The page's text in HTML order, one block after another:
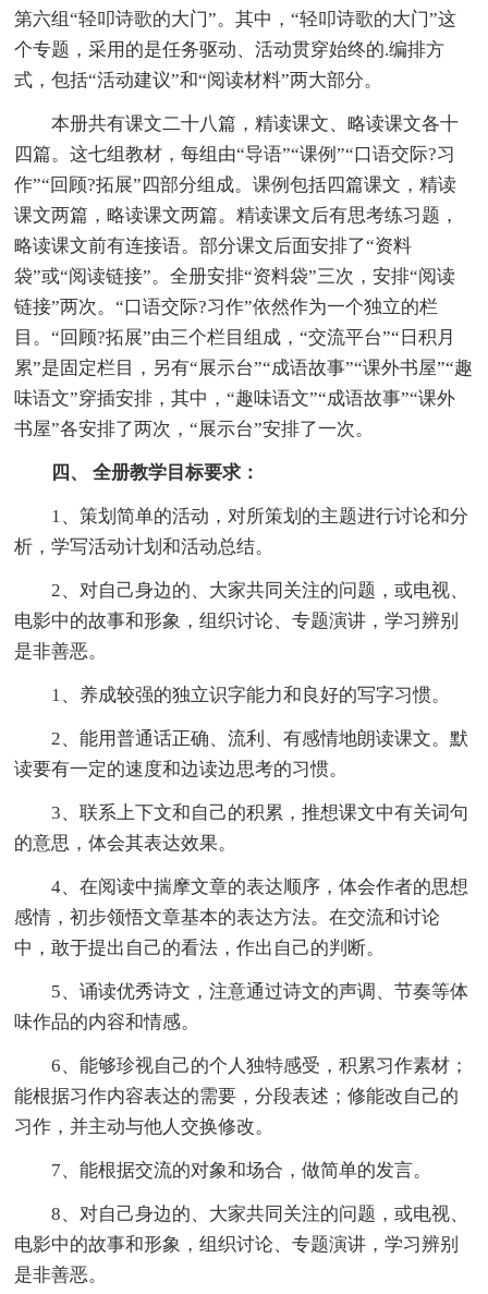
第六组“轻叩诗歌的大门”。其中，“轻叩诗歌的大门”这
个专题，采用的是任务驱动、活动贯穿始终的.编排方
式，包括“活动建议”和“阅读材料”两大部分。
本册共有课文二十八篇，精读课文、略读课文各十
四篇。这七组教材，每组由“导语”“课例”“口语交际?习
作”“回顾?拓展”四部分组成。课例包括四篇课文，精读
课文两篇，略读课文两篇。精读课文后有思考练习题，
略读课文前有连接语。部分课文后面安排了“资料
袋”或“阅读链接”。全册安排“资料袋”三次，安排“阅读
链接”两次。“口语交际?习作”依然作为一个独立的栏
目。“回顾?拓展”由三个栏目组成，“交流平台”“日积月
累”是固定栏目，另有“展示台”“成语故事”“课外书屋”“趣
味语文”穿插安排，其中，“趣味语文”“成语故事”“课外
书屋”各安排了两次，“展示台”安排了一次。
四、 全册教学目标要求：
1、策划简单的活动，对所策划的主题进行讨论和分
析，学写活动计划和活动总结。
2、对自己身边的、大家共同关注的问题，或电视、
电影中的故事和形象，组织讨论、专题演讲，学习辨别
是非善恶。
1、养成较强的独立识字能力和良好的写字习惯。
2、能用普通话正确、流利、有感情地朗读课文。默
读要有一定的速度和边读边思考的习惯。
3、联系上下文和自己的积累，推想课文中有关词句
的意思，体会其表达效果。
4、在阅读中揣摩文章的表达顺序，体会作者的思想
感情，初步领悟文章基本的表达方法。在交流和讨论
中，敢于提出自己的看法，作出自己的判断。
5、诵读优秀诗文，注意通过诗文的声调、节奏等体
味作品的内容和情感。
6、能够珍视自己的个人独特感受，积累习作素材；
能根据习作内容表达的需要，分段表述；修能改自己的
习作，并主动与他人交换修改。
7、能根据交流的对象和场合，做简单的发言。
8、对自己身边的、大家共同关注的问题，或电视、
电影中的故事和形象，组织讨论、专题演讲，学习辨别
是非善恶。